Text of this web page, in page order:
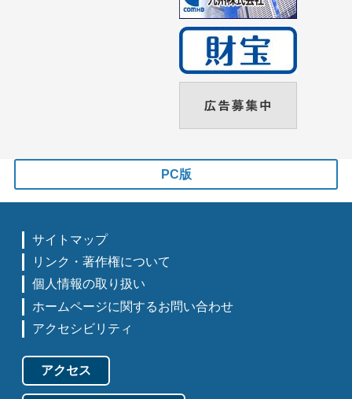
PC版
サイトマップ
リンク・著作権について
個人情報の取り扱い
ホームページに関するお問い合わせ
アクセシビリティ
アクセス